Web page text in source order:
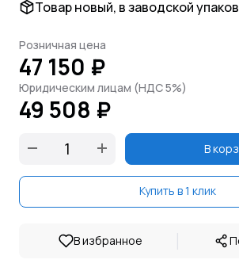
Товар новый, в заводской
Розничная цена
47 150 ₽
Юридическим лицам (НДС 5%)
49 508 ₽
В
Купить в 1 клик
В избранное |